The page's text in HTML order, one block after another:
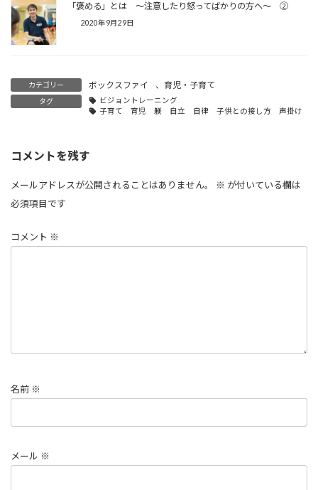
「褒める」とは ～注意したり怒ってばかりの方へ～ ②
2020年9月29日
カテゴリー ボックスファイ 、 育児・子育て
タグ
ビジョントレーニング
子育て 育児 躾 自立 自律 子供との接し方 声掛け 教
コメントを残す
メールアドレスが公開されることはありません。 ※ が付いている欄は
必須項目です
コメント ※
名前 ※
メール ※